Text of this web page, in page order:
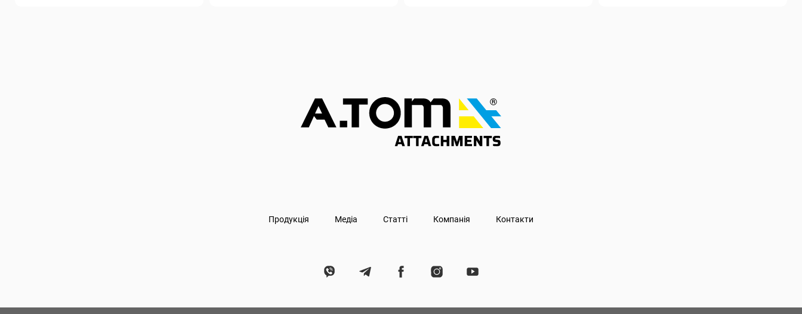
Продукція Медіа Статті Компанія Контакти